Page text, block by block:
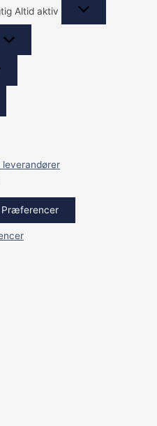
Altid aktiv
leverandører
Præferencer